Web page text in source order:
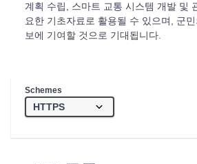
계획 수립, 스마트 교통 시스템 개발 및
요한 기초자료로 활용될 수 있으며, 군
보에 기여할 것으로 기대됩니다.
Schemes